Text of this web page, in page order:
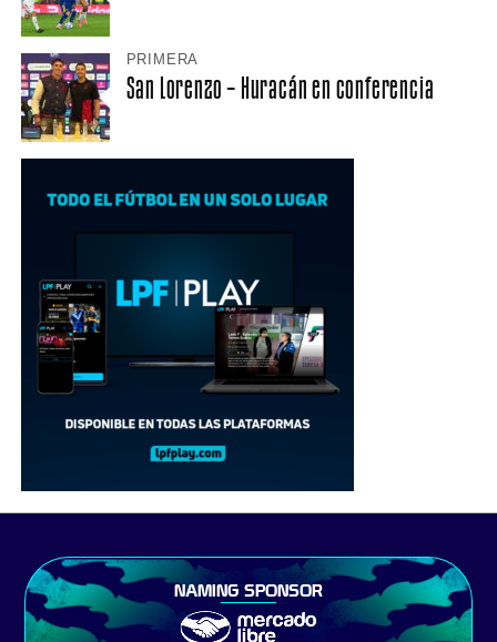
PRIMERA
San Lorenzo – Huracán en conferencia
NAMING SPONSOR